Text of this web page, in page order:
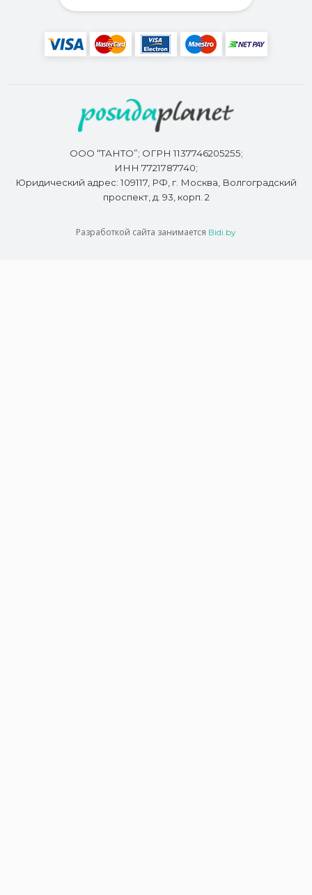
ООО “ТАНТО”; ОГРН 1137746205255;
ИНН 7721787740;
Юридический адрес: 109117, РФ, г. Москва, Волгоградский
проспект, д. 93, корп. 2
Разработкой сайта занимается Bidi.by